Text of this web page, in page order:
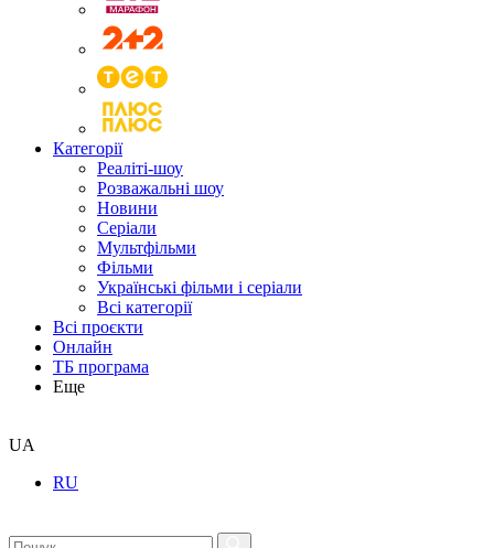
Категорії
Реаліті-шоу
Розважальні шоу
Новини
Серіали
Мультфільми
Фільми
Українські фільми і серіали
Всі категорії
Всі проєкти
Онлайн
ТБ програма
Еще
UA
RU